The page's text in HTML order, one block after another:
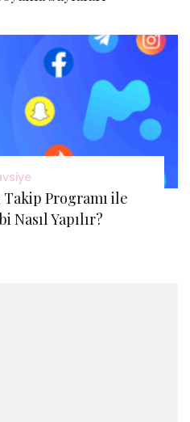
Programı ile
Nasıl Yapılır?